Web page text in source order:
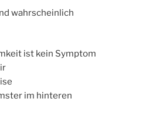
wahrscheinlich
ist kein Symptom
im hinteren